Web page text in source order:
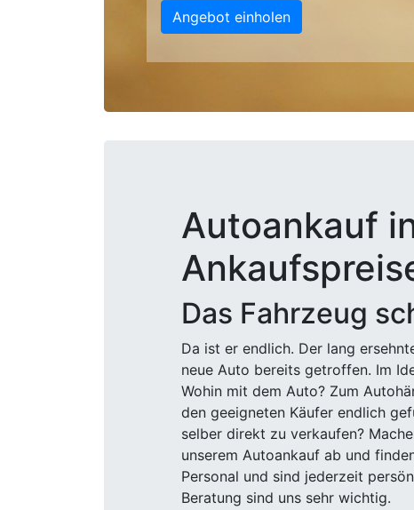
Angebot einholen
Autoankauf
Das Fahrzeug
Da ist er endlich. Der lang
neue Auto bereits getroffen. Im
Wohin mit dem Auto? Zum
den geeigneten Käufer endlich
selber direkt zu verkaufen?
unserem Autoankauf ab und
Personal und sind jederzeit
Beratung sind uns sehr wichtig.